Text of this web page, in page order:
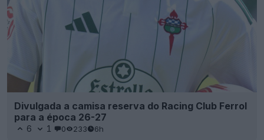
Divulgada a camisa reserva do Racing Club Ferrol
para a época 26-27
6 1 0 233 6h